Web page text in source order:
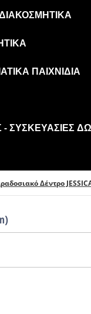
ΠΑΙΧΝΊΔΙΑ
- ΣΥΣΚΕΥΑΣΊΕΣ
Δέντρο